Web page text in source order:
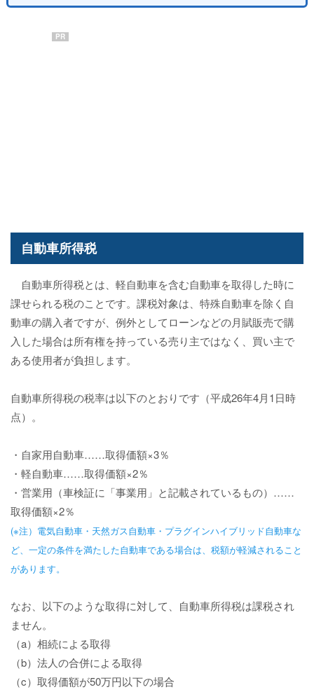
PR
自動車所得税
自動車所得税とは、軽自動車を含む自動車を取得した時に
課せられる税のことです。課税対象は、特殊自動車を除く自
動車の購入者ですが、例外としてローンなどの月賦販売で購
入した場合は所有権を持っている売り主ではなく、買い主で
ある使用者が負担します。
自動車所得税の税率は以下のとおりです（平成26年4月1日時
点）。
・自家用自動車……取得価額×3％
・軽自動車……取得価額×2％
・営業用（車検証に「事業用」と記載されているもの）……
取得価額×2％
(※注）電気自動車・天然ガス自動車・プラグインハイブリッド自動車な
ど、一定の条件を満たした自動車である場合は、税額が軽減されること
があります。
なお、以下のような取得に対して、自動車所得税は課税され
ません。
（a）相続による取得
（b）法人の合併による取得
（c）取得価額が50万円以下の場合